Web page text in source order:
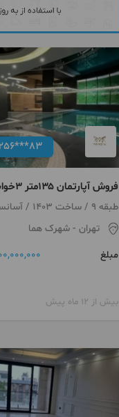
فروش آپارتمان
سوپر لاکچری فول مشاعات
هما
طبقه 9 / ساخت 1403 / آسانسور
تهران - شهرک هما
مبلغ
بیش از 12 ماه پیش